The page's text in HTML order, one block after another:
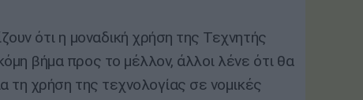
ότι η μοναδική χρήση της Τεχνητής
βήμα προς το μέλλον, άλλοι λένε ότι θα
τη χρήση της τεχνολογίας σε νομικές